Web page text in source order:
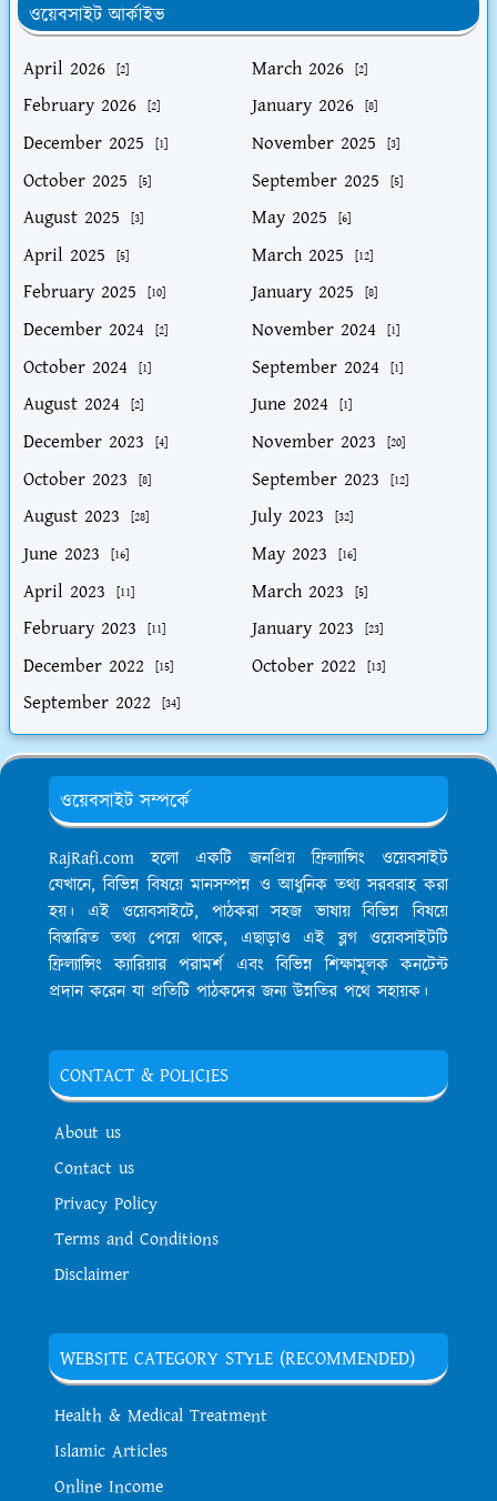
ওয়েবসাইট আর্কাইভ
April 2026
[2] March 2026 [2]
February 2026 [2] January 2026 [8]
December 2025 [1] November 2025 [3]
October 2025 [5] September 2025 [5]
August 2025 [3] May 2025 [6]
April 2025 [5] March 2025 [12]
February 2025 [10] January 2025 [8]
December 2024 [2] November 2024 [1]
October 2024 [1] September 2024 [1]
August 2024 [2] June 2024 [1]
December 2023 [4] November 2023 [20]
October 2023 [8] September 2023 [12]
August 2023 [28] July 2023 [32]
June 2023 [16] May 2023 [16]
April 2023 [11] March 2023 [5]
February 2023 [11] January 2023 [23]
December 2022 [15] October 2022 [13]
September 2022 [34]
ওয়েবসাইট সম্পর্কে
RajRafi.com হলো একটি জনপ্রিয় ফ্রিল্যান্সিং ওয়েবসাইট
যেখানে, বিভিন্ন বিষয়ে মানসম্পন্ন ও আধুনিক তথ্য সরবরাহ করা
হয়। এই ওয়েবসাইটে, পাঠকরা সহজ ভাষায় বিভিন্ন বিষয়ে
বিস্তারিত তথ্য পেয়ে থাকে, এছাড়াও এই ব্লগ ওয়েবসাইটটি
ফ্রিল্যান্সিং ক্যারিয়ার পরামর্শ এবং বিভিন্ন শিক্ষামূলক কনটেন্ট
প্রদান করেন যা প্রতিটি পাঠকদের জন্য উন্নতির পথে সহায়ক।
CONTACT & POLICIES
About us
Contact us
Privacy Policy
Terms and Conditions
Disclaimer
WEBSITE CATEGORY STYLE (RECOMMENDED)
Health & Medical Treatment
Islamic Articles
Online Income